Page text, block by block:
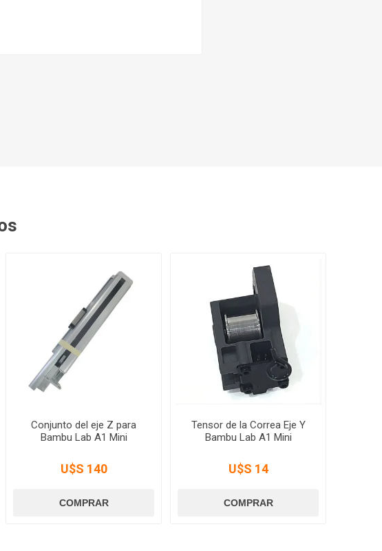
Conjunto del eje Z para
Bambu Lab A1 Mini
U$S 140
Tensor de la Correa Eje Y
Bambu Lab A1 Mini
U$S 14